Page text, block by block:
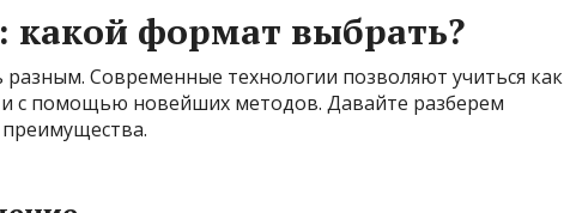
какой формат выбрать?
Современные технологии позволяют учиться как
с помощью новейших методов. Давайте разберем